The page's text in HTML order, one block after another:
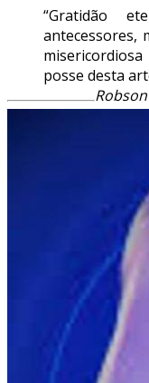
“Gratidão
antecessores,
posse desta